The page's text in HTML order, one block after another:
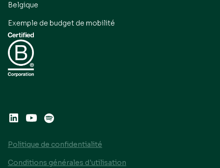
Belgique
Exemple de budget de mobilité
Politique de confidentialité
Conditions générales d'utilisation